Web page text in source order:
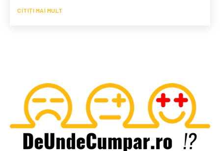
CITIȚI MAI MULT